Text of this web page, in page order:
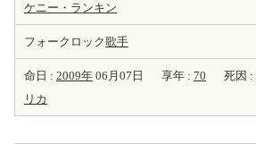
ケニー・ランキン
フォークロック歌手
命日 : 2009年 06月07日 享年 : 70 死因 :
リカ